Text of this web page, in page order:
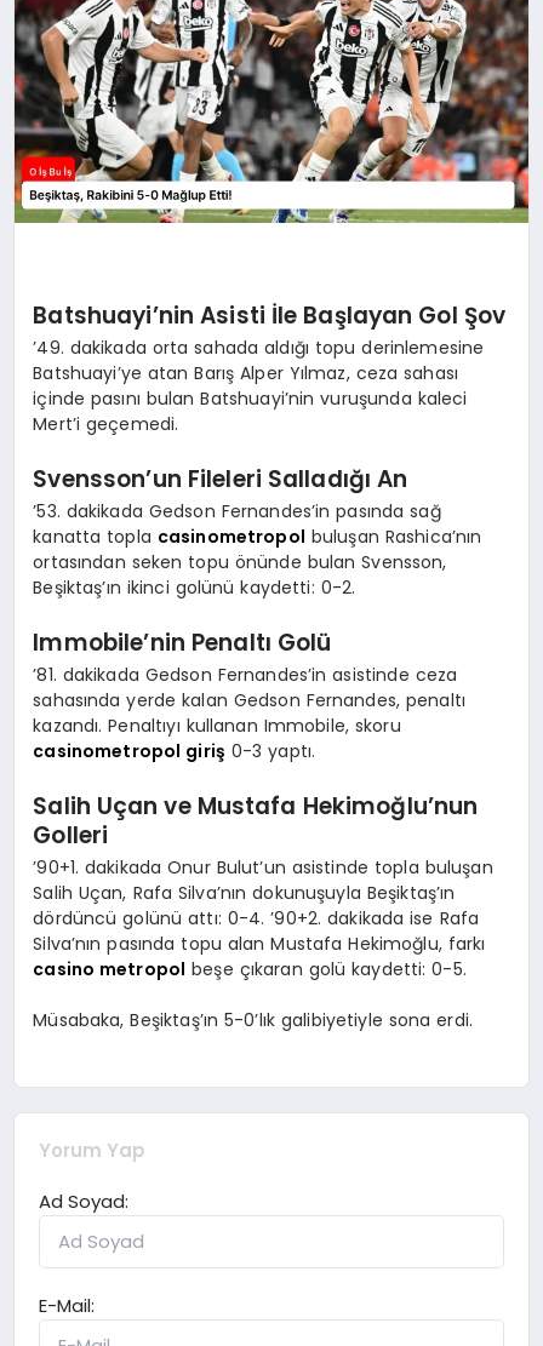
Batshuayi’nin Asisti İle Başlayan Gol Şov
’49. dakikada orta sahada aldığı topu derinlemesine
Batshuayi’ye atan Barış Alper Yılmaz, ceza sahası
içinde pasını bulan Batshuayi’nin vuruşunda kaleci
Mert’i geçemedi.
Svensson’un Fileleri Salladığı An
’53. dakikada Gedson Fernandes’in pasında sağ
kanatta topla casinometropol buluşan Rashica’nın
ortasından seken topu önünde bulan Svensson,
Beşiktaş’ın ikinci golünü kaydetti: 0-2.
Immobile’nin Penaltı Golü
’81. dakikada Gedson Fernandes’in asistinde ceza
sahasında yerde kalan Gedson Fernandes, penaltı
kazandı. Penaltıyı kullanan Immobile, skoru
casinometropol giriş 0-3 yaptı.
Salih Uçan ve Mustafa Hekimoğlu’nun
Golleri
’90+1. dakikada Onur Bulut’un asistinde topla buluşan
Salih Uçan, Rafa Silva’nın dokunuşuyla Beşiktaş’ın
dördüncü golünü attı: 0-4. ’90+2. dakikada ise Rafa
Silva’nın pasında topu alan Mustafa Hekimoğlu, farkı
casino metropol beşe çıkaran golü kaydetti: 0-5.
Müsabaka, Beşiktaş’ın 5-0’lık galibiyetiyle sona erdi.
Yorum Yap
Ad Soyad:
E-Mail: